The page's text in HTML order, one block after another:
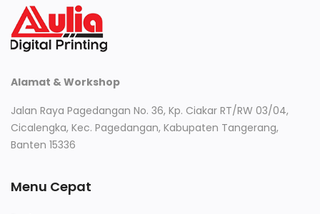
Alamat & Workshop
Jalan Raya Pagedangan No. 36, Kp. Ciakar RT/RW 03/04,
Cicalengka, Kec. Pagedangan, Kabupaten Tangerang,
Banten 15336
Menu Cepat